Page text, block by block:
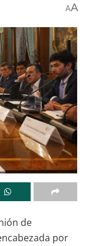
AA
de
por